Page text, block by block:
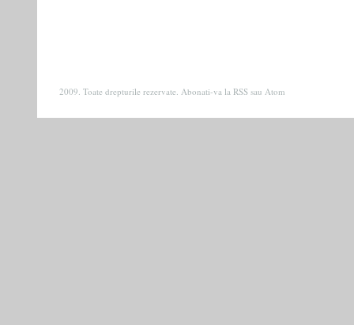
2009. Toate drepturile rezervate. Abonati-va la RSS sau Atom